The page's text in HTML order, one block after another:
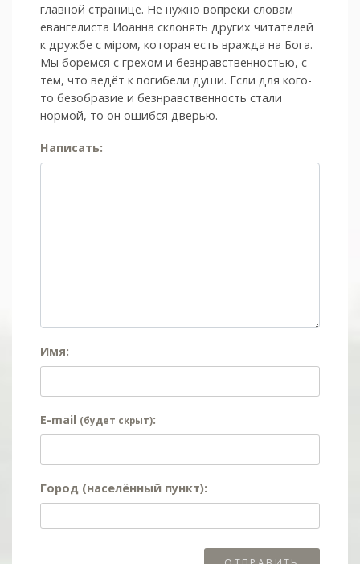
главной странице. Не нужно вопреки словам
евангелиста Иоанна склонять других читателей
к дружбе с мiром, которая есть вражда на Бога.
Мы боремся с грехом и без­нрав­ствен­ностью, с
тем, что ведёт к погибели души. Если для кого-
то безобразие и безнравственность стали
нормой, то он ошибся дверью.
Написать:
Имя:
E-mail (будет скрыт):
Город (населённый пункт):